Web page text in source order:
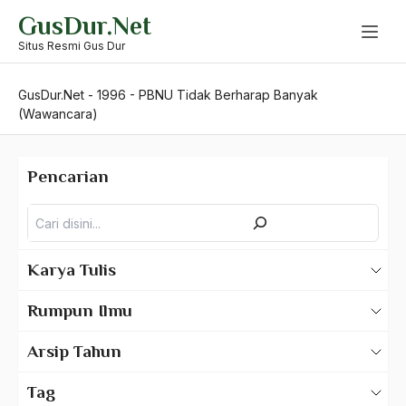
content
GusDur.Net
Situs Resmi Gus Dur
GusDur.Net - 1996 - PBNU Tidak Berharap Banyak
(Wawancara)
Pencarian
Karya Tulis
Rumpun Ilmu
Arsip Tahun
Tag